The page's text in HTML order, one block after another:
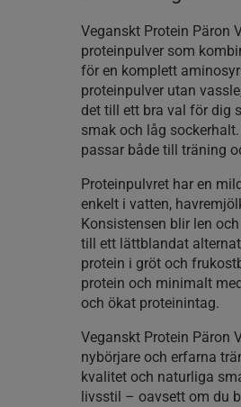
Veganskt Protein Päron
proteinpulver som
för en komplett
proteinpulver utan
det till ett bra val för dig
smak och låg
passar både till träning
Proteinpulvret har en
enkelt i vatten,
Konsistensen blir len
till ett lättblandat
protein i gröt och
protein och minimalt
och ökat proteinintag.
Veganskt Protein Päron
nybörjare och erfarna
kvalitet och naturliga
livsstil – oavsett om du